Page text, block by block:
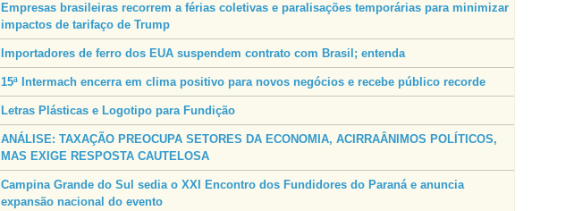
Empresas brasileiras recorrem a férias coletivas e paralisações temporárias para minimizar
impactos de tarifaço de Trump
Importadores de ferro dos EUA suspendem contrato com Brasil; entenda
15ª Intermach encerra em clima positivo para novos negócios e recebe público recorde
Letras Plásticas e Logotipo para Fundição
ANÁLISE: TAXAÇÃO PREOCUPA SETORES DA ECONOMIA, ACIRRAÂNIMOS POLÍTICOS,
MAS EXIGE RESPOSTA CAUTELOSA
Campina Grande do Sul sedia o XXI Encontro dos Fundidores do Paraná e anuncia
expansão nacional do evento